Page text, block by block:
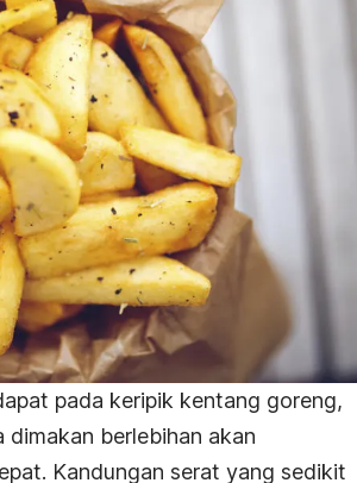
pada keripik kentang goreng,
berlebihan akan
Kandungan serat yang sedikit